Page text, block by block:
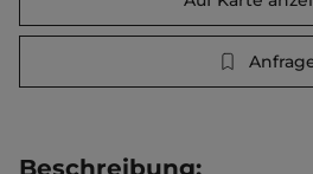
Beschreibung: